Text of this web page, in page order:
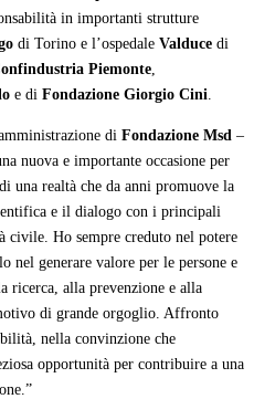
in importanti strutture
di Torino e l’ospedale Valduce di
Piemonte
e di Fondazione Giorgio Cini
di Fondazione Msd –
nuova e importante occasione per
una realtà che da anni promuove la
e il dialogo con i principali
civile. Ho sempre creduto nel potere
nel generare valore per le persone e
ricerca, alla prevenzione e alla
di grande orgoglio. Affronto
nella convinzione che
opportunità per contribuire a una